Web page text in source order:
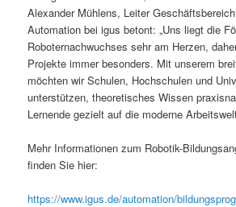
Alexander Mühlens, Leiter
Automation bei igus betont: „Uns liegt die
Roboternachwuchses sehr am Herzen,
Projekte immer besonders. Mit unserem
möchten wir Schulen, Hochschulen und
unterstützen, theoretisches Wissen
Lernende gezielt auf die moderne
Mehr Informationen zum Robotik-
finden Sie hier:
https://www.igus.de/automation/